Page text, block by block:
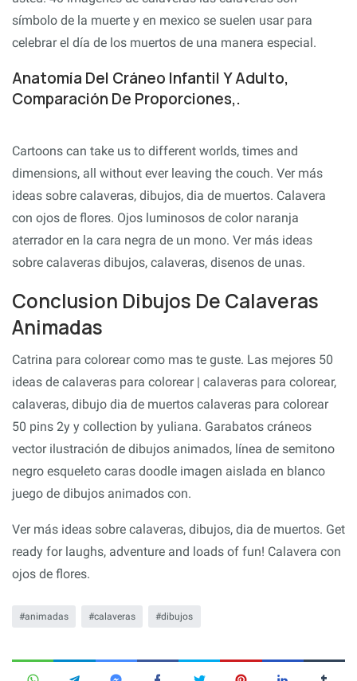
símbolo de la muerte y en mexico se suelen usar para
celebrar el día de los muertos de una manera especial.
Anatomía Del Cráneo Infantil Y Adulto,
Comparación De Proporciones,.
Cartoons can take us to different worlds, times and
dimensions, all without ever leaving the couch. Ver más
ideas sobre calaveras, dibujos, dia de muertos. Calavera
con ojos de flores. Ojos luminosos de color naranja
aterrador en la cara negra de un mono. Ver más ideas
sobre calaveras dibujos, calaveras, disenos de unas.
Conclusion Dibujos De Calaveras
Animadas
Catrina para colorear como mas te guste. Las mejores 50
ideas de calaveras para colorear | calaveras para colorear,
calaveras, dibujo dia de muertos calaveras para colorear
50 pins 2y y collection by yuliana. Garabatos cráneos
vector ilustración de dibujos animados, línea de semitono
negro esqueleto caras doodle imagen aislada en blanco
juego de dibujos animados con.
Ver más ideas sobre calaveras, dibujos, dia de muertos. Get
ready for laughs, adventure and loads of fun! Calavera con
ojos de flores.
animadas calaveras dibujos